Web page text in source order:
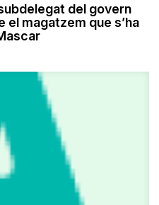
del govern
el magatzem que s’ha